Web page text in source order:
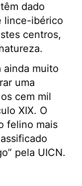
dado
lince-ibérico
centros,
ainda muito
uma
cem mil
XIX. O
felino mais
pela UICN.